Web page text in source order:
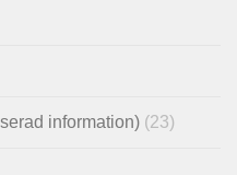
information) (23)